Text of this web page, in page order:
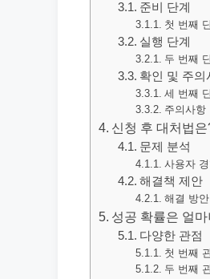
준비 단계
첫 번째
실행 단계
두 번째
확인 및 주의
세 번째
주의사항
신청 후 대처법
문제 분석
사용자 경
해결책 제안
해결 방안
성공 확률은 얼
다양한 관점
첫 번째
두 번째